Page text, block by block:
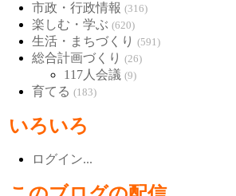
市政・行政情報 (316)
楽しむ・学ぶ (620)
生活・まちづくり (591)
総合計画づくり (26)
117人会議 (9)
育てる (183)
いろいろ
ログイン...